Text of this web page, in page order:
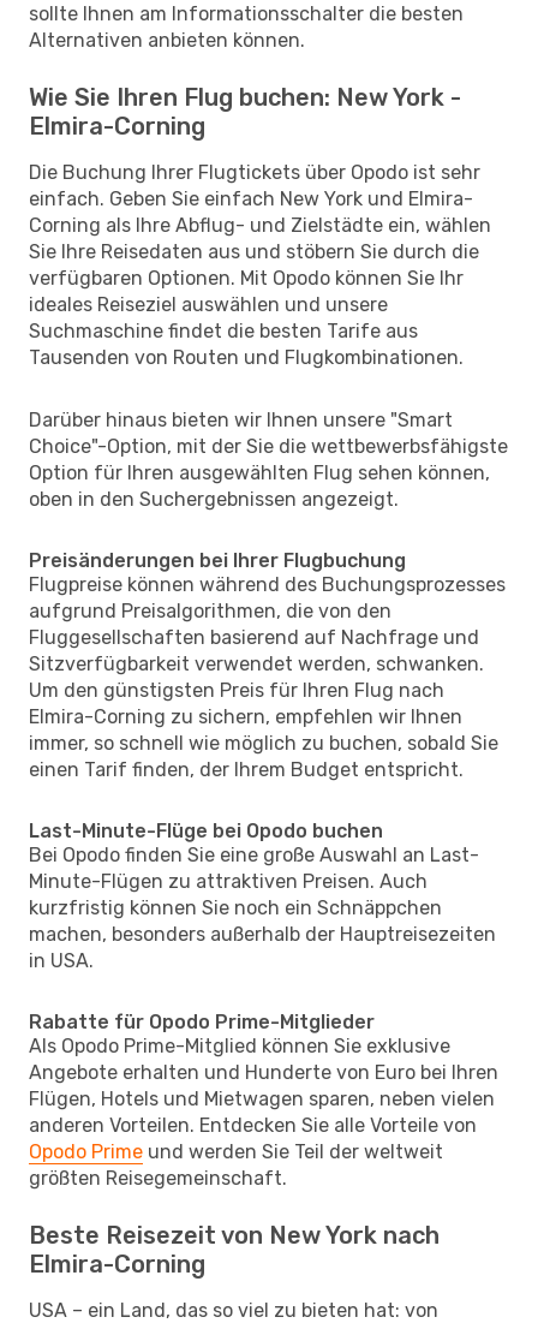
sollte Ihnen am Informationsschalter die besten
Alternativen anbieten können.
Wie Sie Ihren Flug buchen: New York -
Elmira-Corning
Die Buchung Ihrer Flugtickets über Opodo ist sehr
einfach. Geben Sie einfach New York und Elmira-
Corning als Ihre Abflug- und Zielstädte ein, wählen
Sie Ihre Reisedaten aus und stöbern Sie durch die
verfügbaren Optionen. Mit Opodo können Sie Ihr
ideales Reiseziel auswählen und unsere
Suchmaschine findet die besten Tarife aus
Tausenden von Routen und Flugkombinationen.
Darüber hinaus bieten wir Ihnen unsere "Smart
Choice"-Option, mit der Sie die wettbewerbsfähigste
Option für Ihren ausgewählten Flug sehen können,
oben in den Suchergebnissen angezeigt.
Preisänderungen bei Ihrer Flugbuchung
Flugpreise können während des Buchungsprozesses
aufgrund Preisalgorithmen, die von den
Fluggesellschaften basierend auf Nachfrage und
Sitzverfügbarkeit verwendet werden, schwanken.
Um den günstigsten Preis für Ihren Flug nach
Elmira-Corning zu sichern, empfehlen wir Ihnen
immer, so schnell wie möglich zu buchen, sobald Sie
einen Tarif finden, der Ihrem Budget entspricht.
Last-Minute-Flüge bei Opodo buchen
Bei Opodo finden Sie eine große Auswahl an Last-
Minute-Flügen zu attraktiven Preisen. Auch
kurzfristig können Sie noch ein Schnäppchen
machen, besonders außerhalb der Hauptreisezeiten
in USA.
Rabatte für Opodo Prime-Mitglieder
Als Opodo Prime-Mitglied können Sie exklusive
Angebote erhalten und Hunderte von Euro bei Ihren
Flügen, Hotels und Mietwagen sparen, neben vielen
anderen Vorteilen. Entdecken Sie alle Vorteile von
Opodo Prime und werden Sie Teil der weltweit
größten Reisegemeinschaft.
Beste Reisezeit von New York nach
Elmira-Corning
USA – ein Land, das so viel zu bieten hat: von